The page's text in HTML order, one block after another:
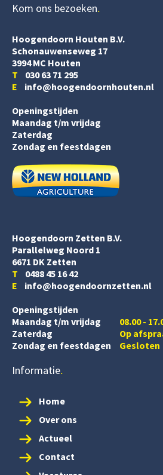
Kom ons bezoeken
Hoogendoorn Houten B.V.
Schonauwenseweg 17
3994 MC Houten
T 030 63 71 295
E info@hoogendoornhouten.nl
Openingstijden
Maandag t/m vrijdag
Zaterdag
Zondag en feestdagen
Hoogendoorn Zetten B.V.
Parallelweg Noord 1
6671 DK Zetten
T 0488 45 16 42
E info@hoogendoornzetten.nl
Openingstijden
Maandag t/m vrijdag
08.00 -
Zaterdag
Op
Zondag en feestdagen
Gesloten
Informatie
Home
Over ons
Actueel
Contact